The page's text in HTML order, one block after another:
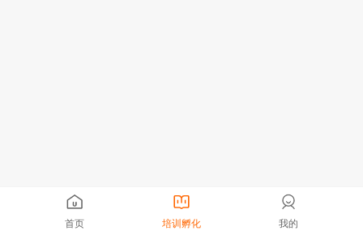
首页 培训孵化 我的